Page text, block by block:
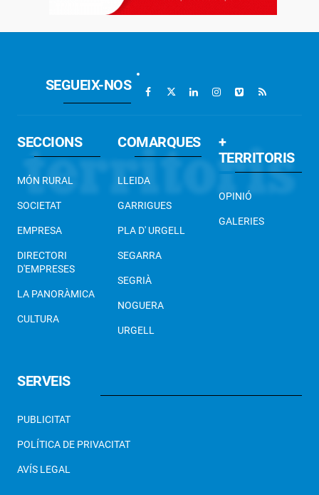
SEGUEIX-NOS
SECCIONS
MÓN RURAL
SOCIETAT
EMPRESA
DIRECTORI
D'EMPRESES
LA PANORÀMICA
CULTURA
COMARQUES
LLEIDA
GARRIGUES
PLA D' URGELL
SEGARRA
SEGRIÀ
NOGUERA
URGELL
+
TERRITORIS
OPINIÓ
GALERIES
SERVEIS
PUBLICITAT
POLÍTICA DE PRIVACITAT
AVÍS LEGAL